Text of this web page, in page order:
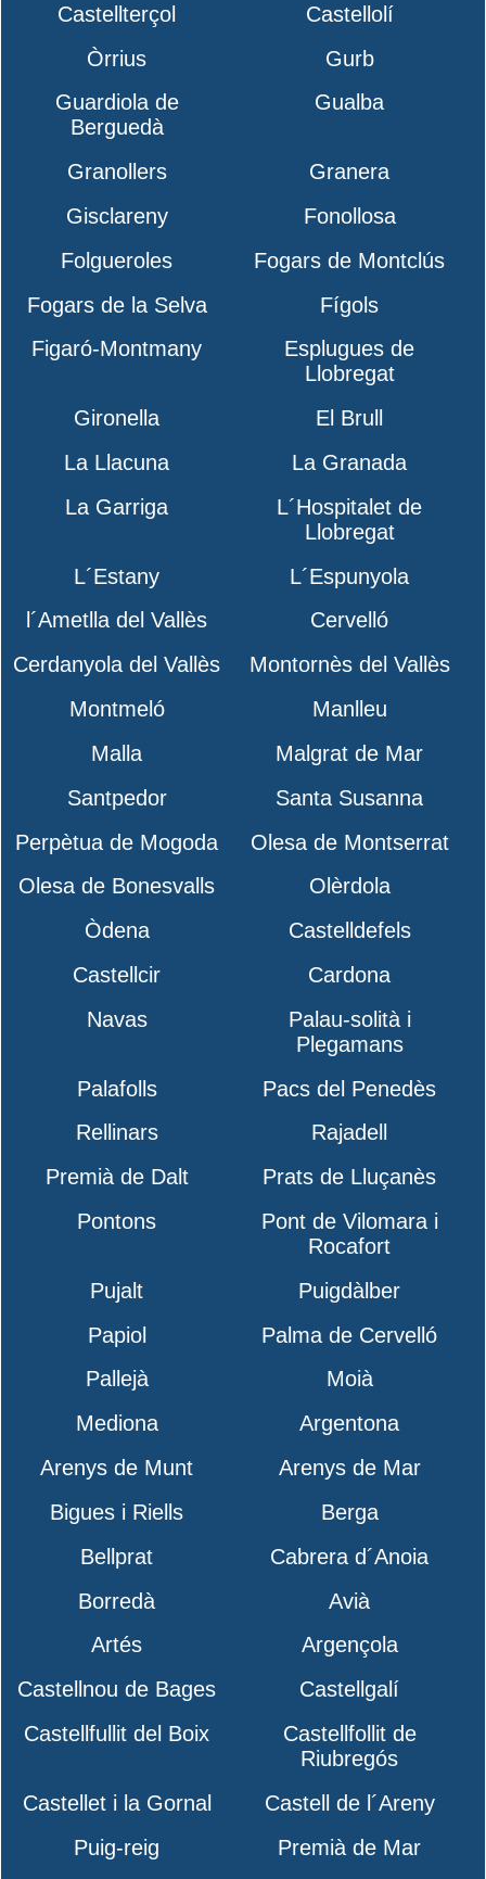
Castellterçol
Castellolí
Òrrius
Gurb
Guardiola de
Berguedà
Gualba
Granollers
Granera
Gisclareny
Fonollosa
Folgueroles
Fogars de Montclús
Fogars de la Selva
Fígols
Figaró-Montmany
Esplugues de
Llobregat
Gironella
El Brull
La Llacuna
La Granada
La Garriga
L´Hospitalet de
Llobregat
L´Estany
L´Espunyola
l´Ametlla del Vallès
Cervelló
Cerdanyola del Vallès
Montornès del Vallès
Montmeló
Manlleu
Malla
Malgrat de Mar
Santpedor
Santa Susanna
Perpètua de Mogoda
Olesa de Montserrat
Olesa de Bonesvalls
Olèrdola
Òdena
Castelldefels
Castellcir
Cardona
Navas
Palau-solità i
Plegamans
Palafolls
Pacs del Penedès
Rellinars
Rajadell
Premià de Dalt
Prats de Lluçanès
Pontons
Pont de Vilomara i
Rocafort
Pujalt
Puigdàlber
Papiol
Palma de Cervelló
Pallejà
Moià
Mediona
Argentona
Arenys de Munt
Arenys de Mar
Bigues i Riells
Berga
Bellprat
Cabrera d´Anoia
Borredà
Avià
Artés
Argençola
Castellnou de Bages
Castellgalí
Castellfullit del Boix
Castellfollit de
Riubregós
Castellet i la Gornal
Castell de l´Areny
Puig-reig
Premià de Mar